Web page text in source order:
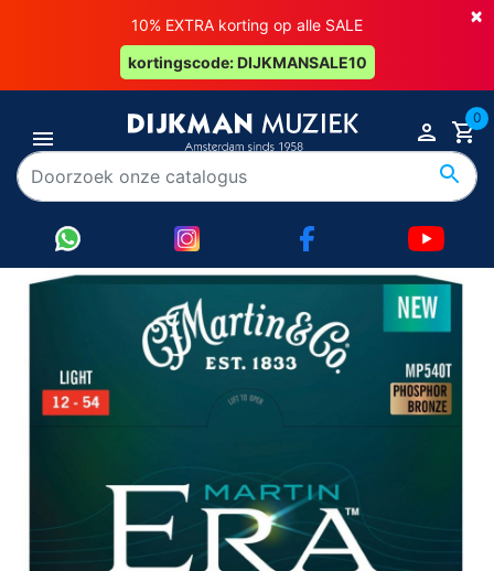
×
10% EXTRA korting op alle SALE
kortingscode: DIJKMANSALE10
0